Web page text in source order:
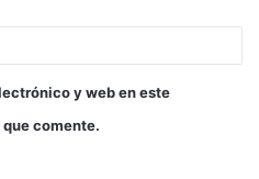
y web en este
comente.